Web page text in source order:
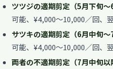
ツツジの適期剪定（5月下旬〜
可能、¥4,000〜10,000／回、
サツキの適期剪定（6月中旬〜
可能、¥4,000〜10,000／回、
両者の不適期剪定（7月中旬以